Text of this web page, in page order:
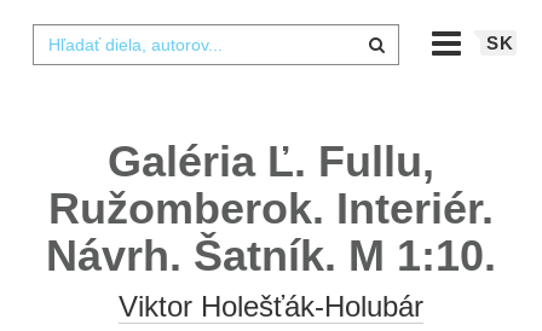
SK
Galéria Ľ. Fullu,
Ružomberok. Interiér.
Návrh. Šatník. M 1:10.
Viktor Holešťák-Holubár